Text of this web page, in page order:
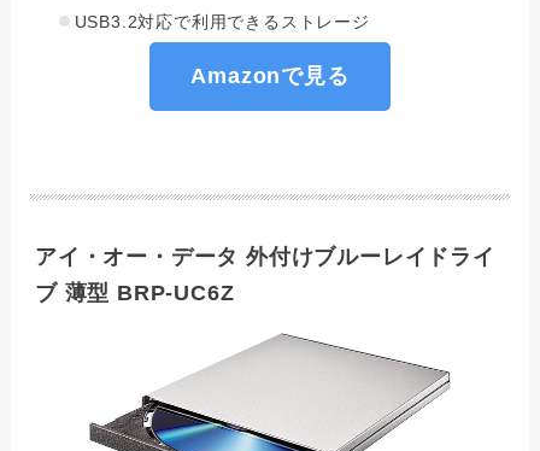
USB3.2対応で利用できるストレージ
Amazonで見る
アイ・オー・データ 外付けブルーレイドライ
ブ 薄型 BRP-UC6Z